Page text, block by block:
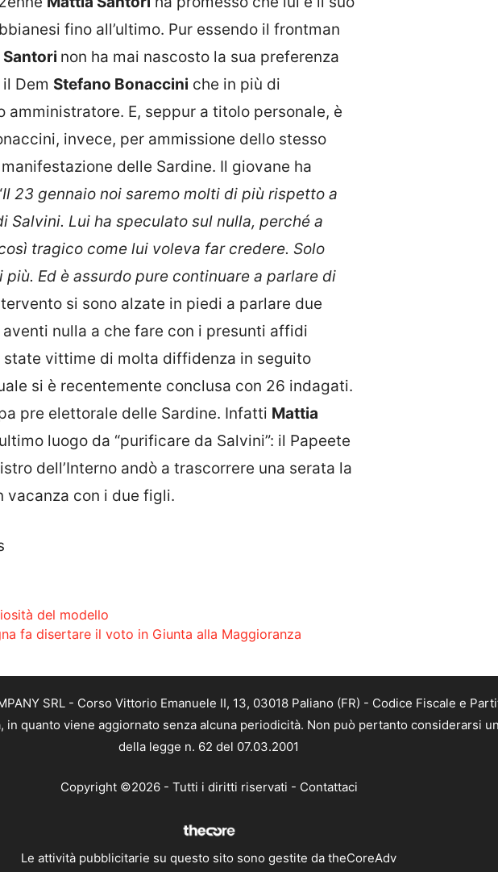
fino all’ultimo. Pur essendo il frontman
non ha mai nascosto la sua preferenza
Dem Stefano Bonaccini che in più di
amministratore. E, seppur a titolo personale, è
invece, per ammissione dello stesso
delle Sardine. Il giovane ha
Il 23 gennaio noi saremo molti di più rispetto a
Salvini. Lui ha speculato sul nulla, perché a
tragico come lui voleva far credere. Solo
Ed è assurdo pure continuare a parlare di
si sono alzate in piedi a parlare due
nulla a che fare con i presunti affidi
vittime di molta diffidenza in seguito
si è recentemente conclusa con 26 indagati.
pre elettorale delle Sardine. Infatti Mattia
luogo da “purificare da Salvini”: il Papeete
dell’Interno andò a trascorrere una serata la
vacanza con i due figli.
del modello
fa disertare il voto in Giunta alla Maggioranza
SRL - Corso Vittorio Emanuele II, 13, 03018 Paliano (FR) - Codice Fiscale e
in quanto viene aggiornato senza alcuna periodicità. Non può pertanto considerarsi
della legge n. 62 del 07.03.2001
Copyright ©2026 - Tutti i diritti riservati - Contattaci
Le attività pubblicitarie su questo sito sono gestite da theCoreAdv